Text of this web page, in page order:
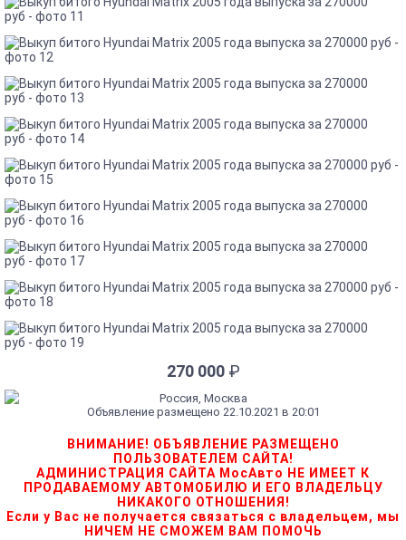
270 000 ₽
Россия, Москва
Объявление размещено 22.10.2021 в 20:01
ВНИМАНИЕ! ОБЪЯВЛЕНИЕ РАЗМЕЩЕНО
ПОЛЬЗОВАТЕЛЕМ САЙТА!
АДМИНИСТРАЦИЯ САЙТА МосАвто НЕ ИМЕЕТ К
ПРОДАВАЕМОМУ АВТОМОБИЛЮ И ЕГО ВЛАДЕЛЬЦУ
НИКАКОГО ОТНОШЕНИЯ!
Если у Вас не получается связаться с владельцем, мы
НИЧЕМ НЕ СМОЖЕМ ВАМ ПОМОЧЬ